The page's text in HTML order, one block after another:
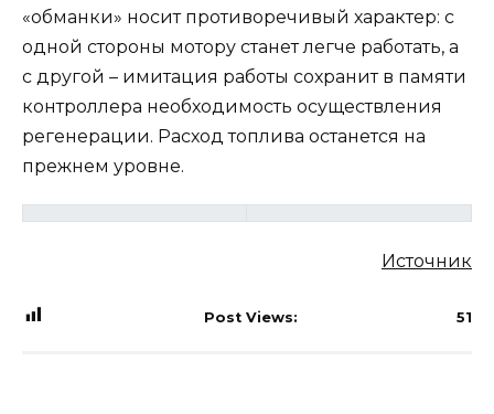
«обманки» носит противоречивый характер: с
одной стороны мотору станет легче работать, а
с другой – имитация работы сохранит в памяти
контроллера необходимость осуществления
регенерации. Расход топлива останется на
прежнем уровне.
Источник
Post Views: 51